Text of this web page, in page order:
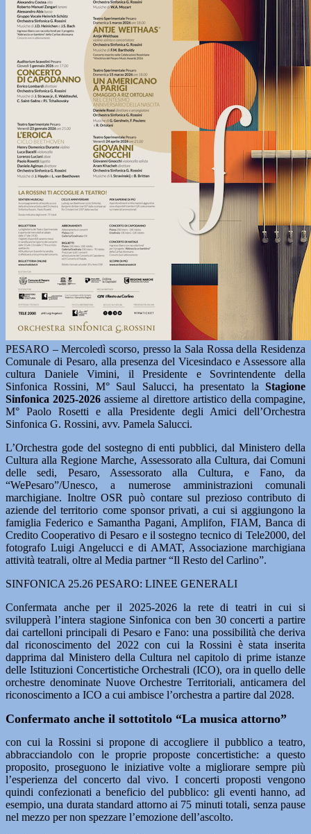
PESARO – Mercoledì scorso, presso la Sala Rossa della Residenza
Comunale di Pesaro, alla presenza del Vicesindaco e Assessore alla
cultura Daniele Vimini, il Presidente e Sovrintendente della
Sinfonica Rossini, M° Saul Salucci, ha presentato la Stagione
Sinfonica 2025-2026 assieme al direttore artistico della compagine,
M° Paolo Rosetti e alla Presidente degli Amici dell’Orchestra
Sinfonica G. Rossini, avv. Pamela Salucci.
L’Orchestra gode del sostegno di enti pubblici, dal Ministero della
Cultura alla Regione Marche, Assessorato alla Cultura, dai Comuni
delle sedi, Pesaro, Assessorato alla Cultura, e Fano, da
“WePesaro”/Unesco, a numerose amministrazioni comunali
marchigiane. Inoltre OSR può contare sul prezioso contributo di
aziende del territorio come sponsor privati, a cui si aggiungono la
famiglia Federico e Samantha Pagani, Amplifon, FIAM, Banca di
Credito Cooperativo di Pesaro e il sostegno tecnico di Tele2000, del
fotografo Luigi Angelucci e di AMAT, Associazione marchigiana
attività teatrali, oltre al Media partner “Il Resto del Carlino”.
SINFONICA 25.26 PESARO: LINEE GENERALI
Confermata anche per il 2025-2026 la rete di teatri in cui si
svilupperà l’intera stagione Sinfonica con ben 30 concerti a partire
dai cartelloni principali di Pesaro e Fano: una possibilità che deriva
dal riconoscimento del 2022 con cui la Rossini è stata inserita
dapprima dal Ministero della Cultura nel capitolo di prime istanze
delle Istituzioni Concertistiche Orchestrali (ICO), ora in quello delle
orchestre denominate Nuove Orchestre Territoriali, anticamera del
riconoscimento a ICO a cui ambisce l’orchestra a partire dal 2028.
Confermato anche il sottotitolo “La musica attorno”
con cui la Rossini si propone di accogliere il pubblico a teatro,
abbracciandolo con le proprie proposte concertistiche: a questo
proposito, proseguono le iniziative volte a migliorare sempre più
l’esperienza del concerto dal vivo. I concerti proposti vengono
quindi confezionati a beneficio del pubblico: gli eventi hanno, ad
esempio, una durata standard attorno ai 75 minuti totali, senza pause
nel mezzo per non spezzare l’emozione dell’ascolto.